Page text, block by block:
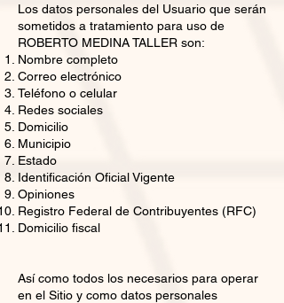
Los datos personales del Usuario que serán
sometidos a tratamiento para uso de
ROBERTO MEDINA TALLER son:
Nombre completo
Correo electrónico
Teléfono o celular
Redes sociales
Domicilio
Municipio
Estado
Identificación Oficial Vigente
Opiniones
Registro Federal de Contribuyentes (RFC)
Domicilio fiscal
Así como todos los necesarios para operar
en el Sitio y como datos personales